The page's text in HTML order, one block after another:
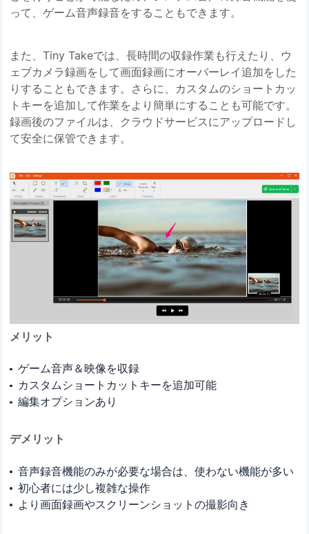
って、ゲーム音声録音をすることもできます。
また、Tiny Takeでは、長時間の収録作業も行えたり、ウ
ェブカメラ録画をして画面録画にオーバーレイ追加をした
りすることもできます。さらに、カスタムのショートカッ
トキーを追加して作業をより簡単にすることも可能です。
録画後のファイルは、クラウドサービスにアップロードし
て安全に保管できます。
メリット
ゲーム音声＆映像を収録
カスタムショートカットキーを追加可能
編集オプションあり
デメリット
音声録音機能のみが必要な場合は、使わない機能が多い
初心者には少し複雑な操作
より画面録画やスクリーンショットの撮影向き